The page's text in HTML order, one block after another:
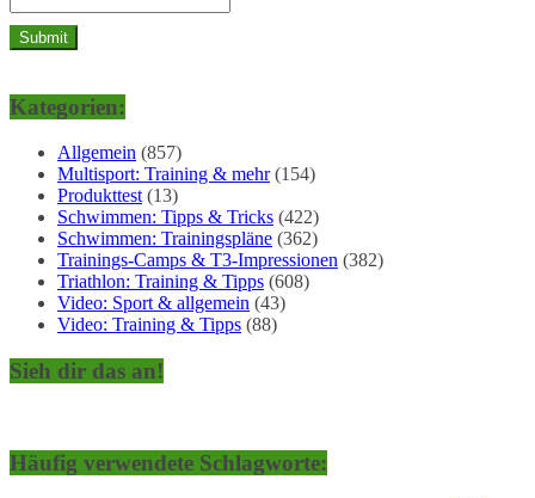
Kategorien:
Allgemein (857)
Multisport: Training & mehr(154)
Produkttest (13)
Schwimmen: Tipps & Tricks (422)
Schwimmen: Trainingspläne (362)
Trainings-Camps & T3-Impressionen (382)
Triathlon: Training & Tipps (608)
Video: Sport & allgemein (43)
Video: Training & Tipps (88)
Sieh dir das an!
Häufig verwendete Schlagworte: